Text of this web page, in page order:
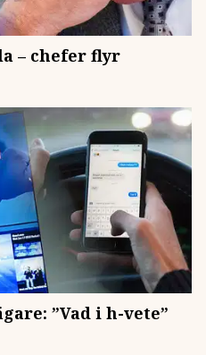
– chefer flyr
”Vad i h-vete”